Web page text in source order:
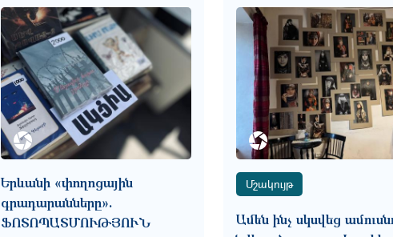
Երևանի «փողոցային
գրադարանները».
ՖՈՏՈՊԱՏՄՈՒԹՅՈՒՆ
Մշակույթ
Ամեն ինչ սկսվեց